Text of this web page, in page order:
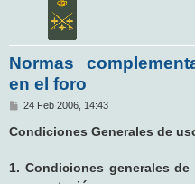
Normas
en el foro
M
n
s
24 Feb 2006, 14:43
Condiciones Generales de
1. Condiciones generales